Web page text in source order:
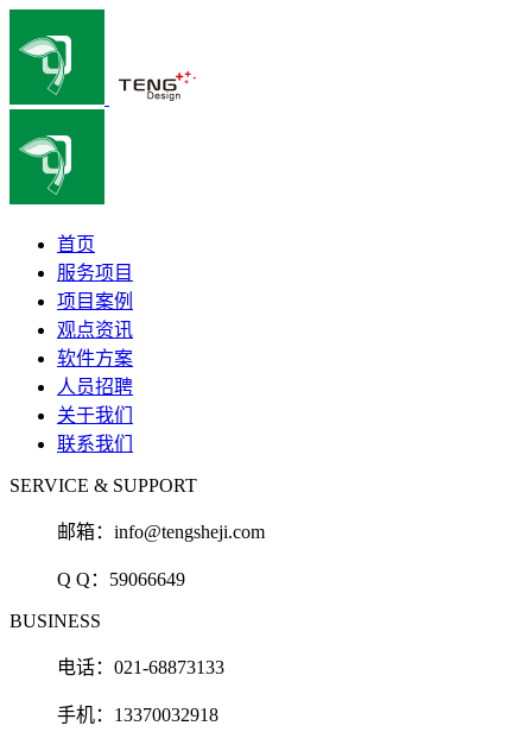
首页
服务项目
项目案例
观点资讯
软件方案
人员招聘
关于我们
联系我们
SERVICE & SUPPORT
邮箱： info@tengsheji.com
Q Q： 59066649
BUSINESS
电话：021-68873133
手机：13370032918